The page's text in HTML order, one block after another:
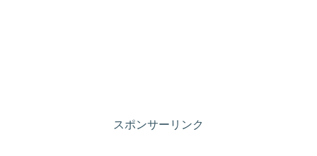
スポンサーリンク